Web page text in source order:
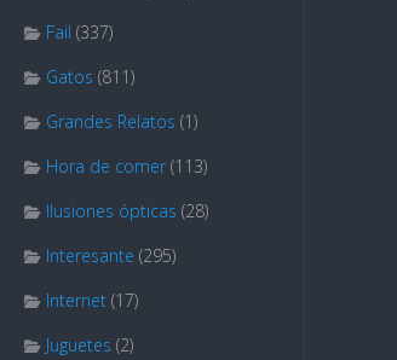
Fail (337)
Gatos (811)
Grandes Relatos (1)
Hora de comer (113)
Ilusiones ópticas (28)
Interesante (295)
Internet (17)
Juguetes (2)